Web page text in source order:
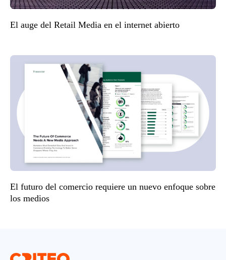
El auge del Retail Media en el internet abierto
El futuro del comercio requiere un nuevo enfoque sobre
los medios